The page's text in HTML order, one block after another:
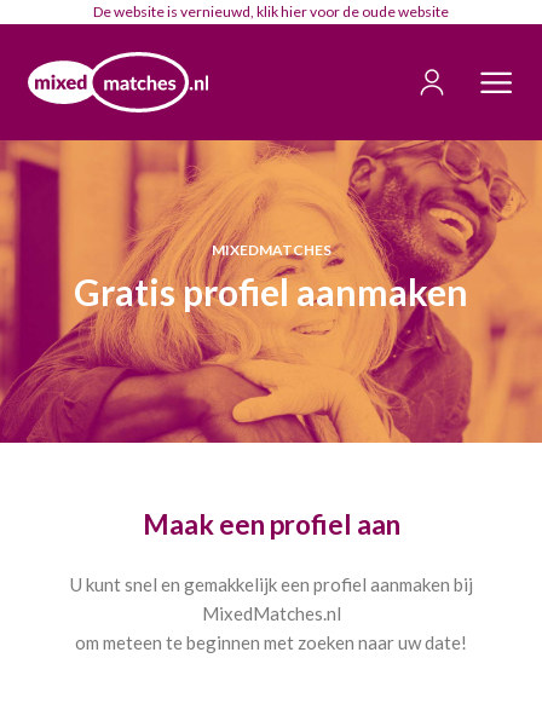
De website is vernieuwd, klikhiervoor de oude website
MIXEDMATCHES
Gratis profiel aanmaken
Maak een profiel aan
U kunt snel en gemakkelijk een profiel aanmaken bij
MixedMatches.nl
om meteen te beginnen met zoeken naar uw date!